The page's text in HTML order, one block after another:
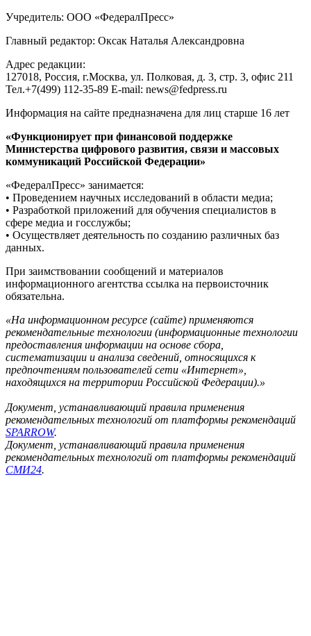
Учредитель: ООО «ФедералПресс»
Главный редактор: Оксак Наталья Александровна
Адрес редакции:
127018, Россия, г.Москва, ул. Полковая, д. 3, стр. 3, офис 211
Тел.+7(499) 112-35-89 E-mail: news@fedpress.ru
Информация на сайте предназначена для лиц старше 16 лет
«Функционирует при финансовой поддержке
Министерства цифрового развития, связи и массовых
коммуникаций Российской Федерации»
«ФедералПресс» занимается:
• Проведением научных исследований в области медиа;
• Разработкой приложений для обучения специалистов в
сфере медиа и госслужбы;
• Осуществляет деятельность по созданию различных баз
данных.
При заимствовании сообщений и материалов
информационного агентства ссылка на первоисточник
обязательна.
«На информационном ресурсе (сайте) применяются
рекомендательные технологии (информационные технологии
предоставления информации на основе сбора,
систематизации и анализа сведений, относящихся к
предпочтениям пользователей сети «Интернет»,
находящихся на территории Российской Федерации).»
Документ, устанавливающий правила применения
рекомендательных технологий от платформы рекомендаций
SPARROW.
Документ, устанавливающий правила применения
рекомендательных технологий от платформы рекомендаций
СМИ24.